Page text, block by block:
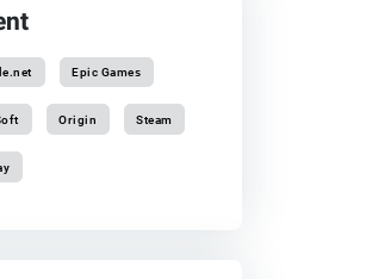
Epic Games
Origin Steam